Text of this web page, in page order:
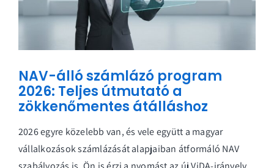
NAV-álló számlázó program
2026: Teljes útmutató a
zökkenőmentes átálláshoz
2026 egyre közelebb van, és vele együtt a magyar
vállalkozások számlázását alapjaiban átformáló NAV